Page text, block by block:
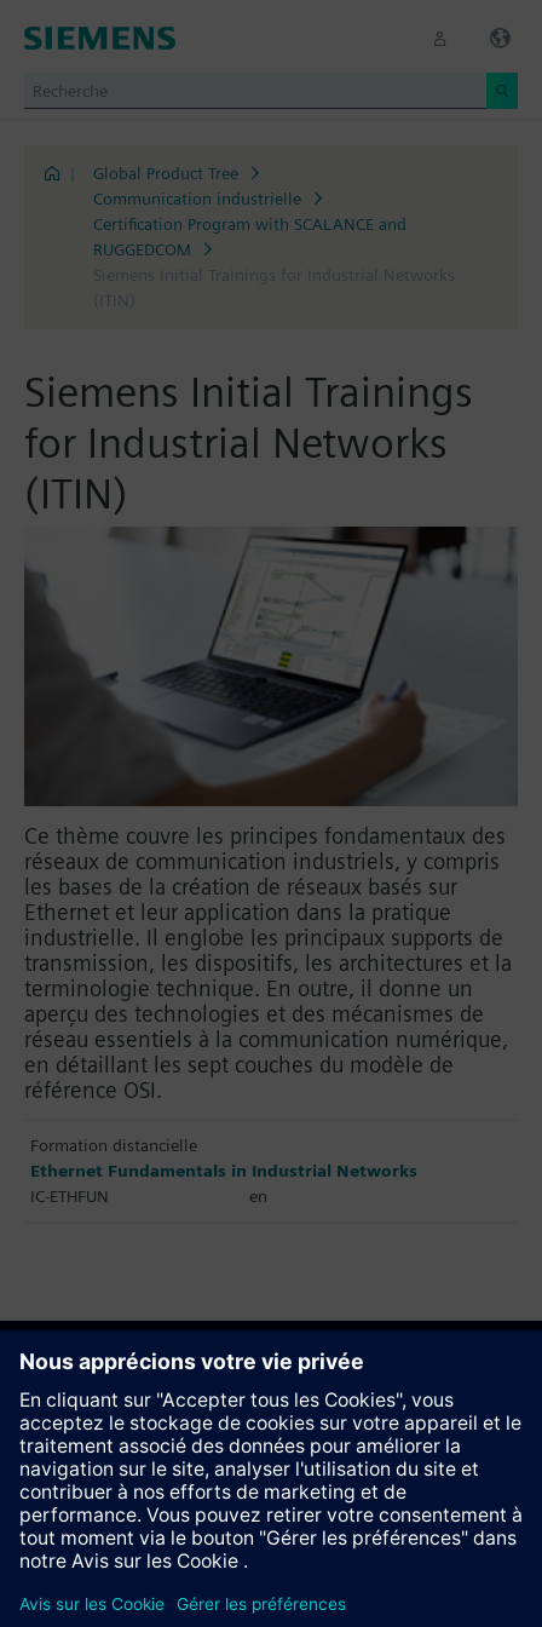
Global Product Tree
Communication industrielle
Certification Program with SCALANCE and
RUGGEDCOM
Siemens Initial Trainings for Industrial Networks
(ITIN)
Siemens Initial Trainings
for Industrial Networks
(ITIN)
Ce thème couvre les principes fondamentaux des
réseaux de communication industriels, y compris
les bases de la création de réseaux basés sur
Ethernet et leur application dans la pratique
industrielle. Il englobe les principaux supports de
transmission, les dispositifs, les architectures et la
terminologie technique. En outre, il donne un
aperçu des technologies et des mécanismes de
réseau essentiels à la communication numérique,
en détaillant les sept couches du modèle de
référence OSI.
Formation distancielle
Ethernet Fundamentals in Industrial Networks
IC-ETHFUN
en
Recommander ce site
Contact
Information Corporate